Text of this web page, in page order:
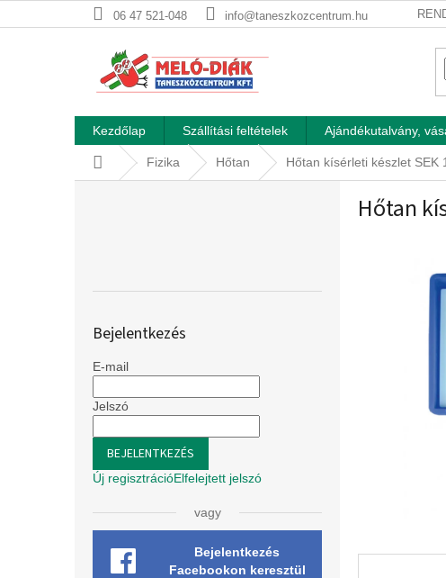
a
06 47 521-048 info@taneszkozcentrum.hu
Kezdőlap Szállítási feltételek Ajándékutalvány,
KezdőlapFizika Hőtan Hőtan kísérleti készlet SEK 1
Bejelentkezés
E-mail
Jelszó
BEJELENTKEZÉS
Új regisztrációElfelejtett jelszó
vagy
Bejelentkezés
Facebookon keresztül
Hőtan